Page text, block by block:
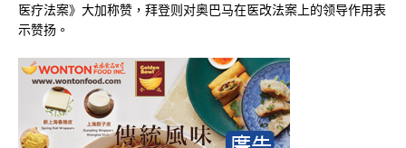
医疗法案》大加称赞，拜登则对奥巴马在医改法案上的领导作用表
示赞扬。